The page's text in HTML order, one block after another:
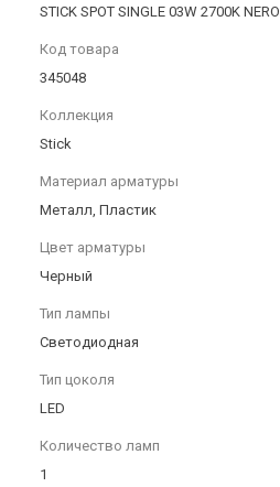
STICK SPOT SINGLE 03W 2700K NERO
Код товара
345048
Коллекция
Stick
Материал арматуры
Металл, Пластик
Цвет арматуры
Черный
Тип лампы
Светодиодная
Тип цоколя
LED
Количество ламп
1